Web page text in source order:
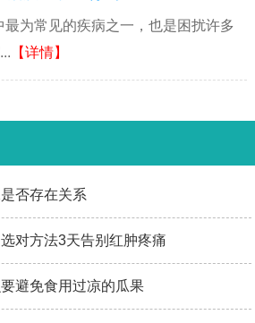
为常见的疾病之一，也是困扰许多
【详情】
否存在关系
对方法3天告别红肿疼痛
避免食用过凉的瓜果